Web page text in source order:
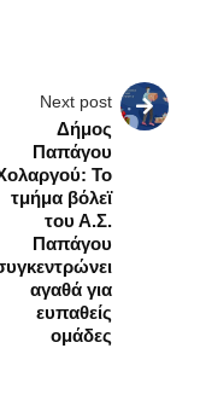
Next post
Δήμος
Παπάγου
Το
τμήμα βόλεϊ
του Α.Σ.
Παπάγου
αγαθά για
ευπαθείς
ομάδες